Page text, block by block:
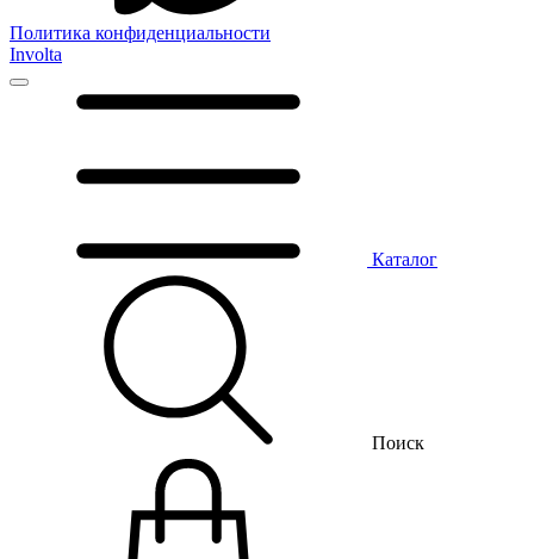
Политика конфиденциальности
Involta
Каталог
Поиск